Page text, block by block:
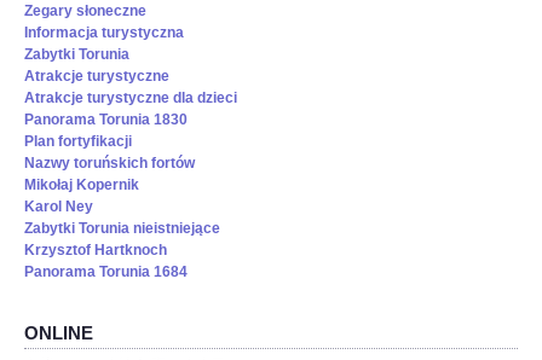
Zegary słoneczne
Informacja turystyczna
Zabytki Torunia
Atrakcje turystyczne
Atrakcje turystyczne dla dzieci
Panorama Torunia 1830
Plan fortyfikacji
Nazwy toruńskich fortów
Mikołaj Kopernik
Karol Ney
Zabytki Torunia nieistniejące
Krzysztof Hartknoch
Panorama Torunia 1684
ONLINE